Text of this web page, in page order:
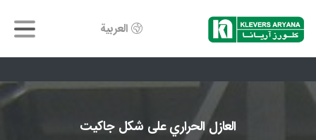
العربية
العازل الحراري على شكل جاكيت